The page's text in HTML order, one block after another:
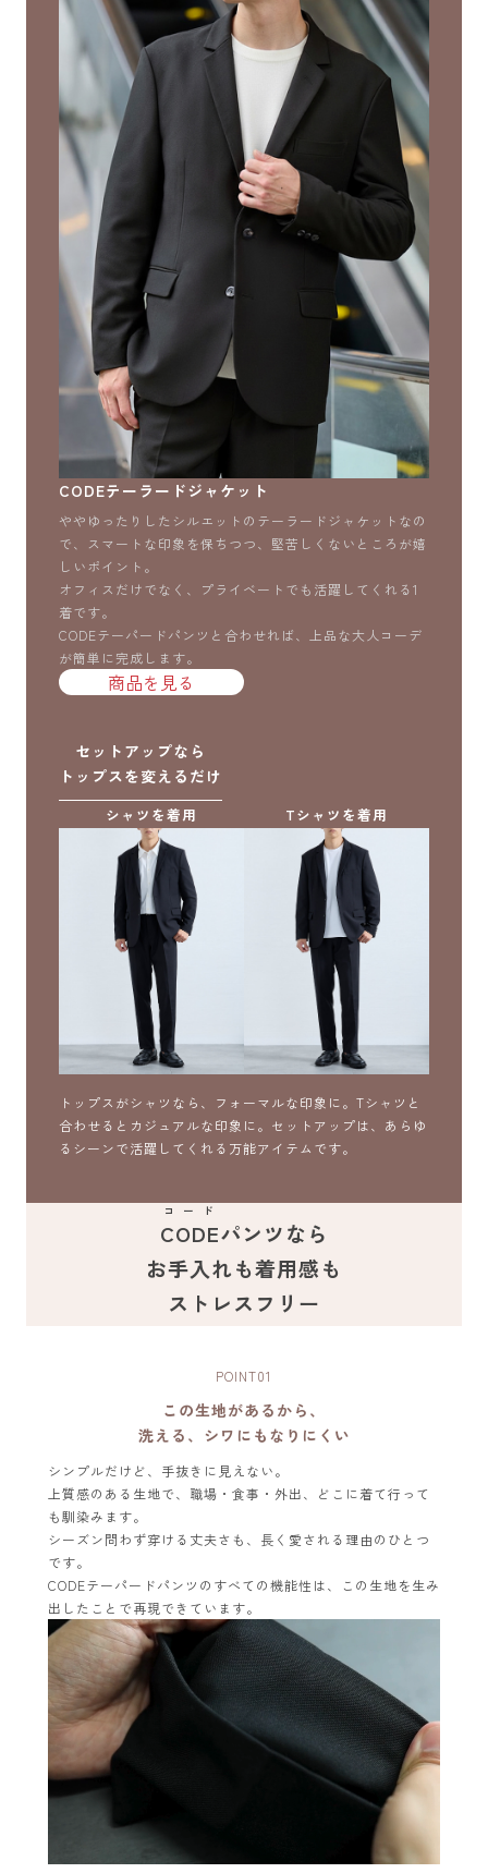
CODEテーラードジャケット
ややゆったりしたシルエットのテーラードジャケットなの
で、スマートな印象を保ちつつ、堅苦しくないところが嬉
しいポイント。
オフィスだけでなく、プライベートでも活躍してくれる1
着です。
CODEテーパードパンツと合わせれば、上品な大人コーデ
が簡単に完成します。
商品を見る
セットアップなら
トップスを変えるだけ
シャツを着用 Tシャツを着用
トップスがシャツなら、フォーマルな印象に。Tシャツと
合わせるとカジュアルな印象に。セットアップは、あらゆ
るシーンで活躍してくれる万能アイテムです。
CODE
コード
パンツなら
お手入れも着用感も
ストレスフリー
POINT01
この生地があるから、
洗える、シワにもなりにくい
シンプルだけど、手抜きに見えない。
上質感のある生地で、職場・食事・外出、どこに着て行って
も馴染みます。
シーズン問わず穿ける丈夫さも、長く愛される理由のひとつ
です。
CODEテーパードパンツのすべての機能性は、この生地を生み
出したことで再現できています。